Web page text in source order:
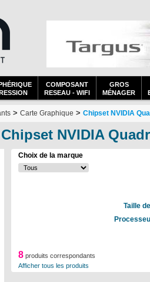
COMPOSANT
RESEAU - WIFI
GROS
MÉNAGER
> Carte Graphique > Chipset NVIDIA
NVIDIA
Choix de la marque
Taille
8 produits correspondants
Afficher tous les produits